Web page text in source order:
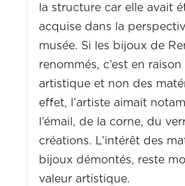
la structure car elle avait
acquise dans la
musée. Si les bijoux de
renommés, c’est en
artistique et non des
effet, l’artiste aimait
l’émail, de la corne, du
créations. L’intérêt des
bijoux démontés, reste
valeur artistique.